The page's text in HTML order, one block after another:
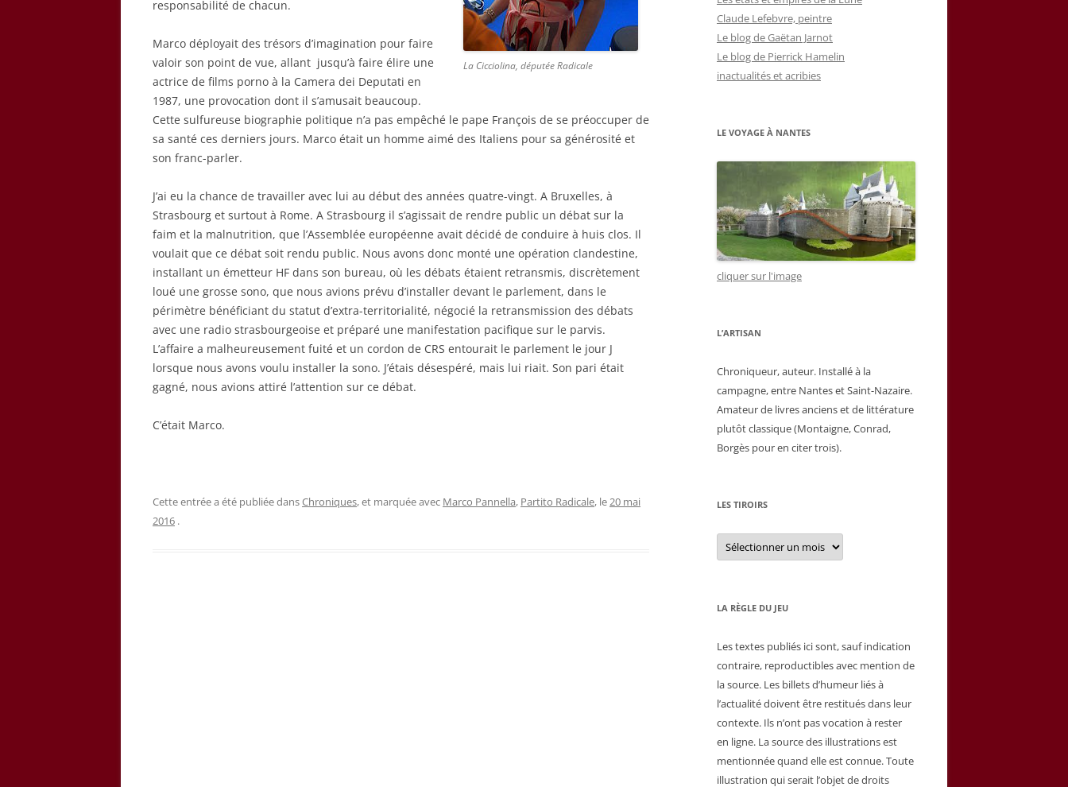
La Cicciolina, députée Radicale
responsabilité de chacun.
Marco déployait des trésors d’imagination pour faire
valoir son point de vue, allant jusqu’à faire élire une
actrice de films porno à la Camera dei Deputati en
1987, une provocation dont il s’amusait beaucoup.
Cette sulfureuse biographie politique n’a pas empêché le pape François de se préoccuper de
sa santé ces derniers jours. Marco était un homme aimé des Italiens pour sa générosité et
son franc-parler.
J’ai eu la chance de travailler avec lui au début des années quatre-vingt. A Bruxelles, à
Strasbourg et surtout à Rome. A Strasbourg il s’agissait de rendre public un débat sur la
faim et la malnutrition, que l’Assemblée européenne avait décidé de conduire à huis clos. Il
voulait que ce débat soit rendu public. Nous avons donc monté une opération clandestine,
installant un émetteur HF dans son bureau, où les débats étaient retransmis, discrètement
loué une grosse sono, que nous avions prévu d’installer devant le parlement, dans le
périmètre bénéficiant du statut d’extra-territorialité, négocié la retransmission des débats
avec une radio strasbourgeoise et préparé une manifestation pacifique sur le parvis.
L’affaire a malheureusement fuité et un cordon de CRS entourait le parlement le jour J
lorsque nous avons voulu installer la sono. J’étais désespéré, mais lui riait. Son pari était
gagné, nous avions attiré l’attention sur ce débat.
C’était Marco.
Cette entrée a été publiée dansChroniques, et marquée avec Marco Pannella, Partito Radicale, le20 mai
2016 .
Claude Lefebvre, peintre
Le blog de Gaëtan Jarnot
Le blog de Pierrick Hamelin
inactualités et acribies
LE VOYAGE À NANTES
cliquer sur l'image
L’ARTISAN
Chroniqueur, auteur. Installé à la
campagne, entre Nantes et Saint-Nazaire.
Amateur de livres anciens et de littérature
plutôt classique (Montaigne, Conrad,
Borgès pour en citer trois).
LES TIROIRS
Les
tiroirs
LA RÈGLE DU JEU
Les textes publiés ici sont, sauf indication
contraire, reproductibles avec mention de
la source. Les billets d’humeur liés à
l’actualité doivent être restitués dans leur
contexte. Ils n’ont pas vocation à rester
en ligne. La source des illustrations est
mentionnée quand elle est connue. Toute
illustration qui serait l’objet de droits